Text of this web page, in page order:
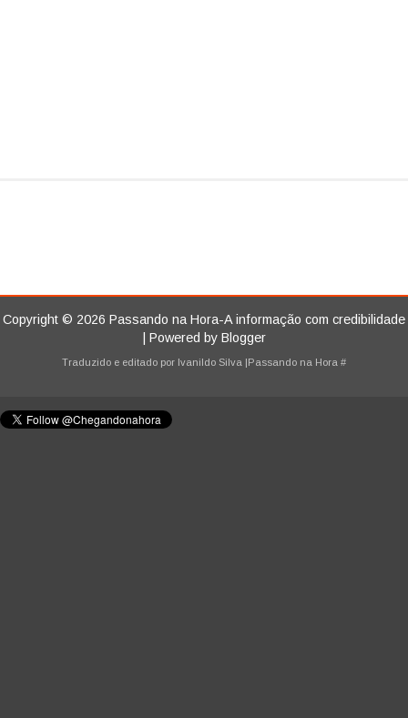
Copyright © 2026 Passando na Hora-A informação com credibilidade
| Powered by Blogger
Traduzido e editado por Ivanildo Silva |Passando na Hora #